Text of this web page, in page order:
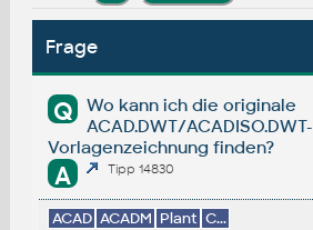
Frage
Q
Wo kann ich die originale
ACAD.DWT/ACADISO.DWT-
Vorlagenzeichnung finden?
A Tipp 14830
ACAD ACADM Plant C...